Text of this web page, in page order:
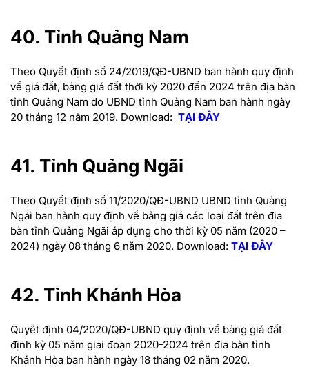
40. Tỉnh Quảng Nam
Theo Quyết định số 24/2019/QĐ-UBND ban hành quy định
về giá đất, bảng giá đất thời kỳ 2020 đến 2024 trên địa bàn
tỉnh Quảng Nam do UBND tỉnh Quảng Nam ban hành ngày
20 tháng 12 năm 2019. Download: TẠI ĐÂY
41. Tỉnh Quảng Ngãi
Theo Quyết định số 11/2020/QĐ-UBND UBND tỉnh Quảng
Ngãi ban hành quy định về bảng giá các loại đất trên địa
bàn tỉnh Quảng Ngãi áp dụng cho thời kỳ 05 năm (2020 –
2024) ngày 08 tháng 6 năm 2020. Download: TẠI ĐÂY
42. Tỉnh Khánh Hòa
Quyết định 04/2020/QĐ-UBND quy định về bảng giá đất
định kỳ 05 năm giai đoạn 2020-2024 trên địa bàn tỉnh
Khánh Hòa ban hành ngày 18 tháng 02 năm 2020.